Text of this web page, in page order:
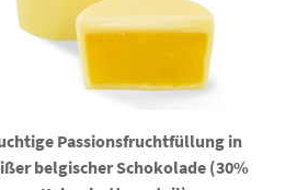
Passionsfruchtfüllung in
belgischer Schokolade (30%